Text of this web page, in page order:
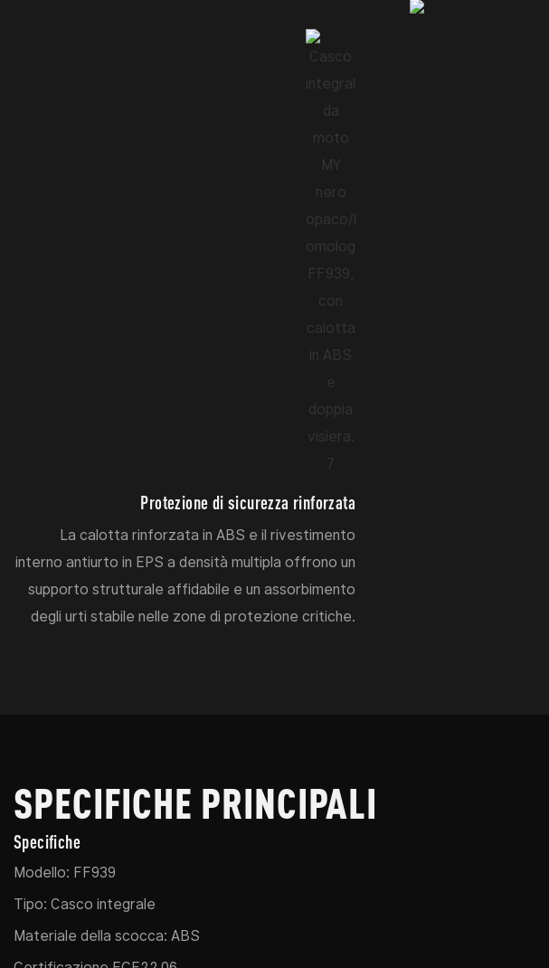
Protezione di sicurezza rinforzata
La calotta rinforzata in ABS e il rivestimento
interno antiurto in EPS a densità multipla offrono un
supporto strutturale affidabile e un assorbimento
degli urti stabile nelle zone di protezione critiche.
SPECIFICHE PRINCIPALI
Specifiche
Modello: FF939
Tipo: Casco integrale
Materiale della scocca: ABS